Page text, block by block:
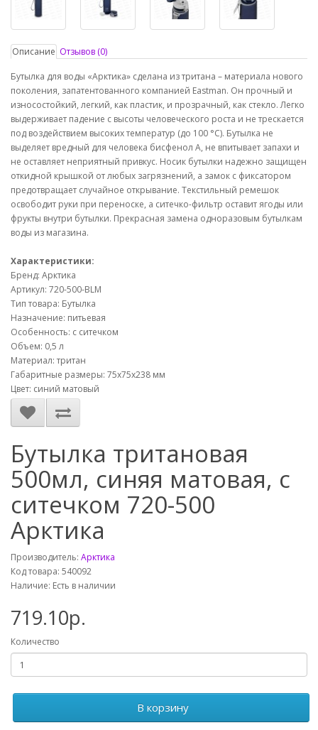
Описание Отзывов (0)
Бутылка для воды «Арктика» сделана из тритана – материала нового
поколения, запатентованного компанией Eastman. Он прочный и
износостойкий, легкий, как пластик, и прозрачный, как стекло. Легко
выдерживает падение с высоты человеческого роста и не трескается
под воздействием высоких температур (до 100 °C). Бутылка не
выделяет вредный для человека бисфенол А, не впитывает запахи и
не оставляет неприятный привкус. Носик бутылки надежно защищен
откидной крышкой от любых загрязнений, а замок с фиксатором
предотвращает случайное открывание. Текстильный ремешок
освободит руки при переноске, а ситечко-фильтр оставит ягоды или
фрукты внутри бутылки. Прекрасная замена одноразовым бутылкам
воды из магазина.
Характеристики:
Бренд: Арктика
Артикул: 720-500-BLM
Тип товара: Бутылка
Назначение: питьевая
Особенность: с ситечком
Объем: 0,5 л
Материал: тритан
Габаритные размеры: 75х75х238 мм
Цвет: синий матовый
Бутылка тритановая
500мл, синяя матовая, с
ситечком 720-500
Арктика
Производитель: Арктика
Код товара: 540092
Наличие: Есть в наличии
719.10р.
Количество
В корзину